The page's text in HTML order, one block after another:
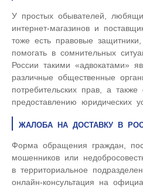
У простых обывателей,
интернет-магазинов и
тоже есть правовые
помогать в сомнительных
России такими «адвокатами»
различные общественные
потребительских прав, а
предоставлению юридических
ЖАЛОБА НА ДОСТАВКУ В
Форма обращения граждан,
мошенников или
в территориальное
онлайн-консультация на